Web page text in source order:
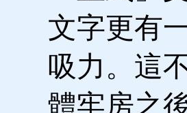
文字更有
吸力。這
體牢房之